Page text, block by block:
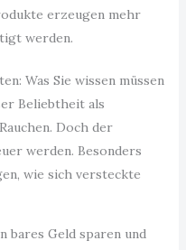
erzeugen mehr
werden.
Was Sie wissen müssen
Beliebtheit als
Doch der
werden. Besonders
wie sich versteckte
bares Geld sparen und